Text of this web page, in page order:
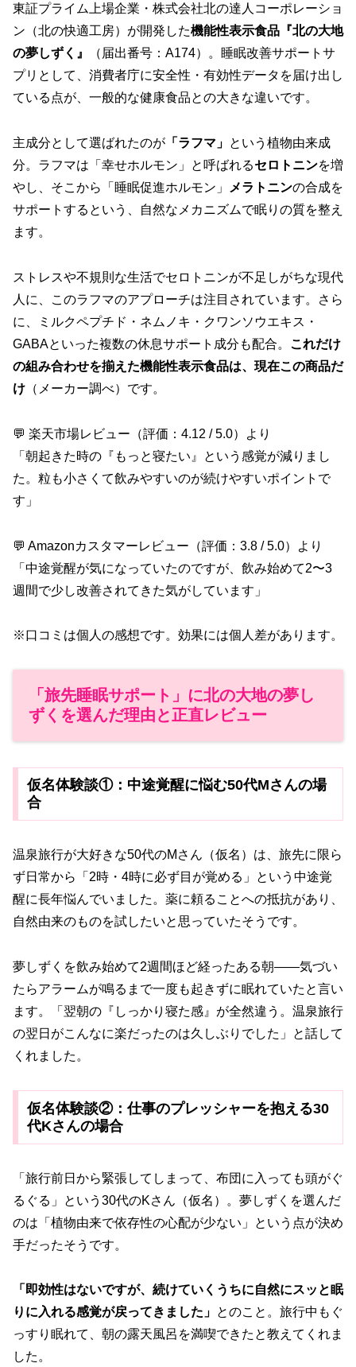
東証プライム上場企業・株式会社北の達人コーポレーショ
ン（北の快適工房）が開発した機能性表示食品『北の大地
の夢しずく』
（届出番号：A174）。睡眠改善サポートサ
プリとして、消費者庁に安全性・有効性データを届け出し
ている点が、一般的な健康食品との大きな違いです。
主成分として選ばれたのが 「ラフマ」 という植物由来成
分。ラフマは「幸せホルモン」と呼ばれるセロトニンを増
やし、そこから「睡眠促進ホルモン」
メラトニンの合成を
サポートするという、自然なメカニズムで眠りの質を整え
ます。
ストレスや不規則な生活でセロトニンが不足しがちな現代
人に、このラフマのアプローチは注目されています。さら
に、ミルクペプチド・ネムノキ・クワンソウエキス・
GABAといった複数の休息サポート成分も配合。 これだけ
の組み合わせを揃えた機能性表示食品は、現在この商品だ
け （メーカー調べ）です。
💬 楽天市場レビュー（評価：4.12 / 5.0）より
「朝起きた時の『もっと寝たい』という感覚が減りまし
た。粒も小さくて飲みやすいのが続けやすいポイントで
す」
💬 Amazonカスタマーレビュー（評価：3.8 / 5.0）より
「中途覚醒が気になっていたのですが、飲み始めて2〜3
週間で少し改善されてきた気がしています」
※口コミは個人の感想です。効果には個人差があります。
「旅先睡眠サポート」に北の大地の夢し
ずくを選んだ理由と正直レビュー
仮名体験談①：中途覚醒に悩む50代Mさんの場
合
温泉旅行が大好きな50代のMさん（仮名）は、旅先に限ら
ず日常から「2時・4時に必ず目が覚める」という中途覚
醒に長年悩んでいました。薬に頼ることへの抵抗があり、
自然由来のものを試したいと思っていたそうです。
夢しずくを飲み始めて2週間ほど経ったある朝——気づい
たらアラームが鳴るまで一度も起きずに眠れていたと言い
ます。「翌朝の『しっかり寝た感』が全然違う。温泉旅行
の翌日がこんなに楽だったのは久しぶりでした」と話して
くれました。
仮名体験談②：仕事のプレッシャーを抱える30
代Kさんの場合
「旅行前日から緊張してしまって、布団に入っても頭がぐ
るぐる」という30代のKさん（仮名）。夢しずくを選んだ
のは「植物由来で依存性の心配が少ない」という点が決め
手だったそうです。
「即効性はないですが、続けていくうちに自然にスッと眠
りに入れる感覚が戻ってきました」 とのこと。旅行中もぐ
っすり眠れて、朝の露天風呂を満喫できたと教えてくれま
した。